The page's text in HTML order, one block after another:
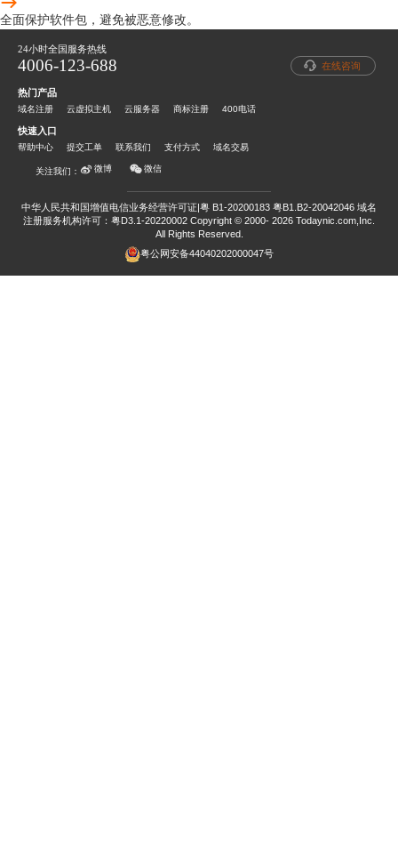
全面保护软件包，避免被恶意修改。
24小时全国服务热线
4006-123-688 在线咨询
热门产品
域名注册 云虚拟主机 云服务器 商标注册 400电话
快速入口
帮助中心 提交工单 联系我们 支付方式 域名交易
关注我们： 微博 微信
中华人民共和国增值电信业务经营许可证|粤 B1-20200183 粤B1.B2-20042046 域名
注册服务机构许可：粤D3.1-20220002 Copyright © 2000- 2026 Todaynic.com,Inc.
All Rights Reserved.
粤公网安备44040202000047号